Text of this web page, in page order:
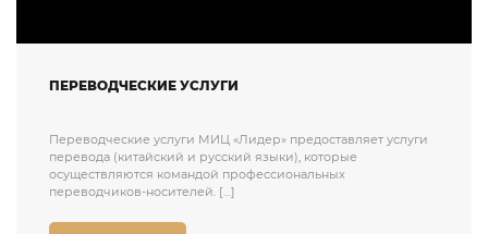
ПЕРЕВОДЧЕСКИЕ УСЛУГИ
Переводческие услуги МИЦ «Лидер» предоставляет услуги
перевода (китайский и русский языки), которые
осуществляются командой профессиональных
переводчиков-носителей. […]